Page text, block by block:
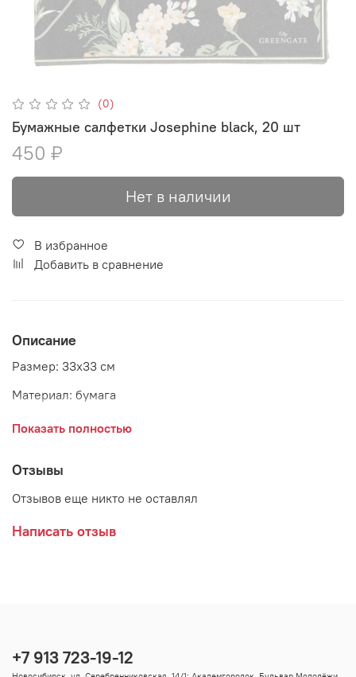
(0)
Бумажные салфетки Josephine black, 20 шт
450 ₽
Нет в наличии
В избранное
Добавить в сравнение
Описание
Размер: 33х33 см
Материал: бумага
Цвет: чёрный
Показать полностью
Отзывы
Отзывов еще никто не оставлял
Написать отзыв
+7 913 723-19-12